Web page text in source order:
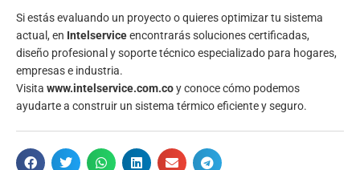
Si estás evaluando un proyecto o quieres optimizar tu sistema
actual, en Intelserviceencontrarás soluciones certificadas,
diseño profesional y soporte técnico especializado para hogares,
empresas e industria.
Visita www.intelservice.com.coy conoce cómo podemos
ayudarte a construir un sistema térmico eficiente y seguro.